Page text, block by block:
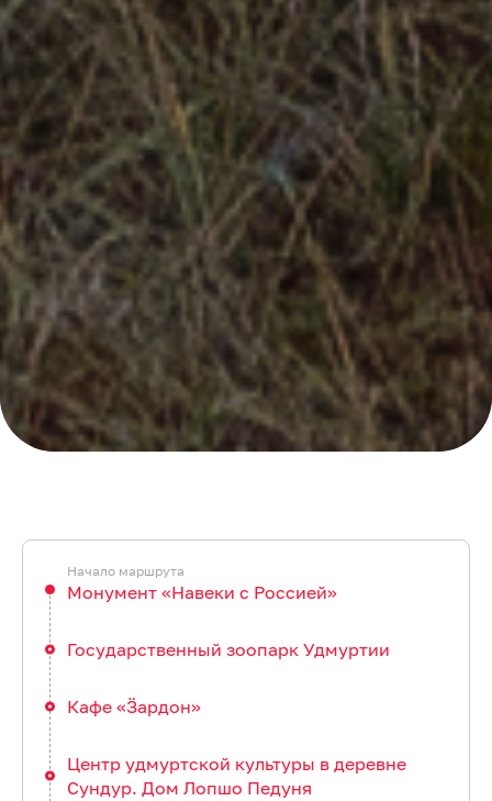
Монумент «Навеки с Россией»
Государственный зоопарк Удмуртии
Кафе «Ӟардон»
Центр удмуртской культуры в деревне
Сундур. Дом Лопшо Педуня